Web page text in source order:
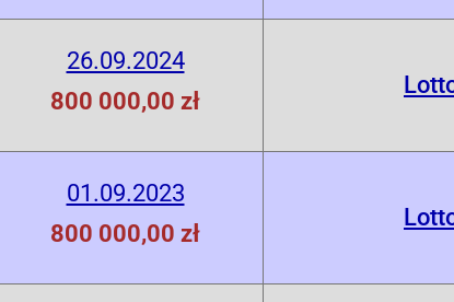
26.09.2024
800 000,00 zł
01.09.2023
800 000,00 zł